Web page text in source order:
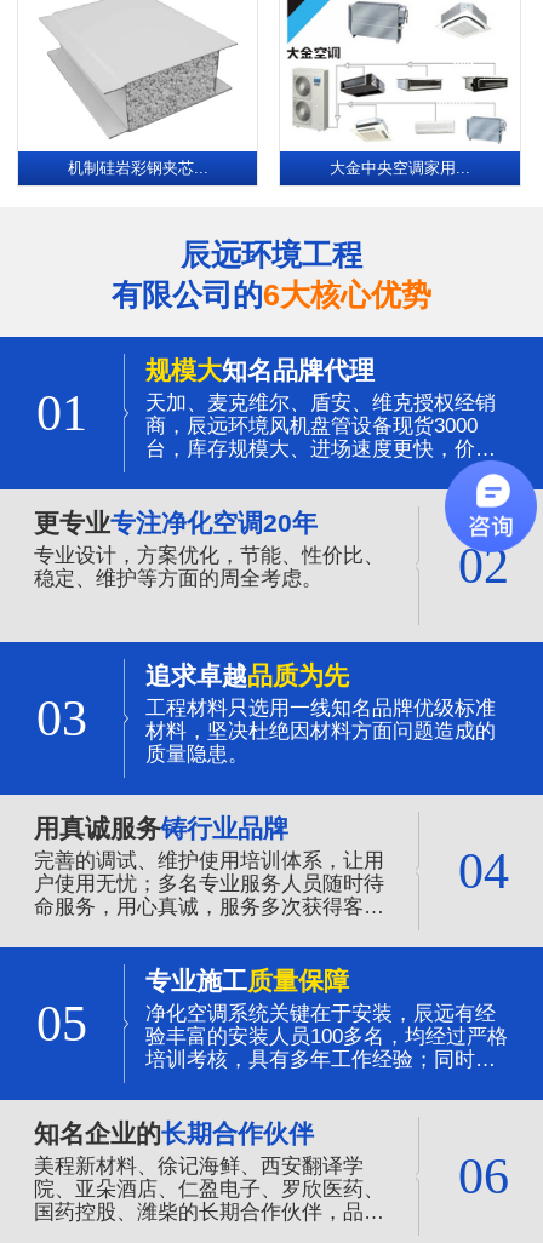
机制硅岩彩钢夹芯... 大金中央空调家用...
辰远环境工程
有限公司的6大核心优势
01
规模大知名品牌代理
天加、麦克维尔、盾安、维克授权经销
商，辰远环境风机盘管设备现货3000
台，库存规模大、进场速度更快，价格
更专业专注净化空调20年
专业设计，方案优化，节能、性价比、
稳定、维护等方面的周全考虑。
02
03
追求卓越品质为先
工程材料只选用一线知名品牌优级标准
材料，坚决杜绝因材料方面问题造成的
质量隐患。
用真诚服务铸行业品牌
完善的调试、维护使用培训体系，让用
户使用无忧；多名专业服务人员随时待
命服务，用心真诚，服务多次获得客户
04
05
专业施工质量保障
净化空调系统关键在于安装，辰远有经
验丰富的安装人员100多名，均经过严格
培训考核，具有多年工作经验；同时全
保证。
知名企业的长期合作伙伴
美程新材料、徐记海鲜、西安翻译学
院、亚朵酒店、仁盈电子、罗欣医药、
国药控股、潍柴的长期合作伙伴，品质
06